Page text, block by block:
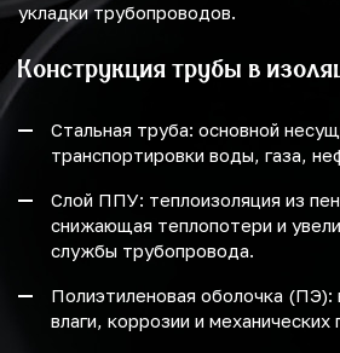
укладки трубопроводов.
Конструкция трубы в
Стальная труба: основной
транспортировки воды, газа,
Слой ППУ: теплоизоляция из
снижающая теплопотери и
службы трубопровода.
Полиэтиленовая оболочка (ПЭ):
влаги, коррозии и